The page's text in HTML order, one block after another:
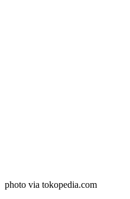
photo via tokopedia.com